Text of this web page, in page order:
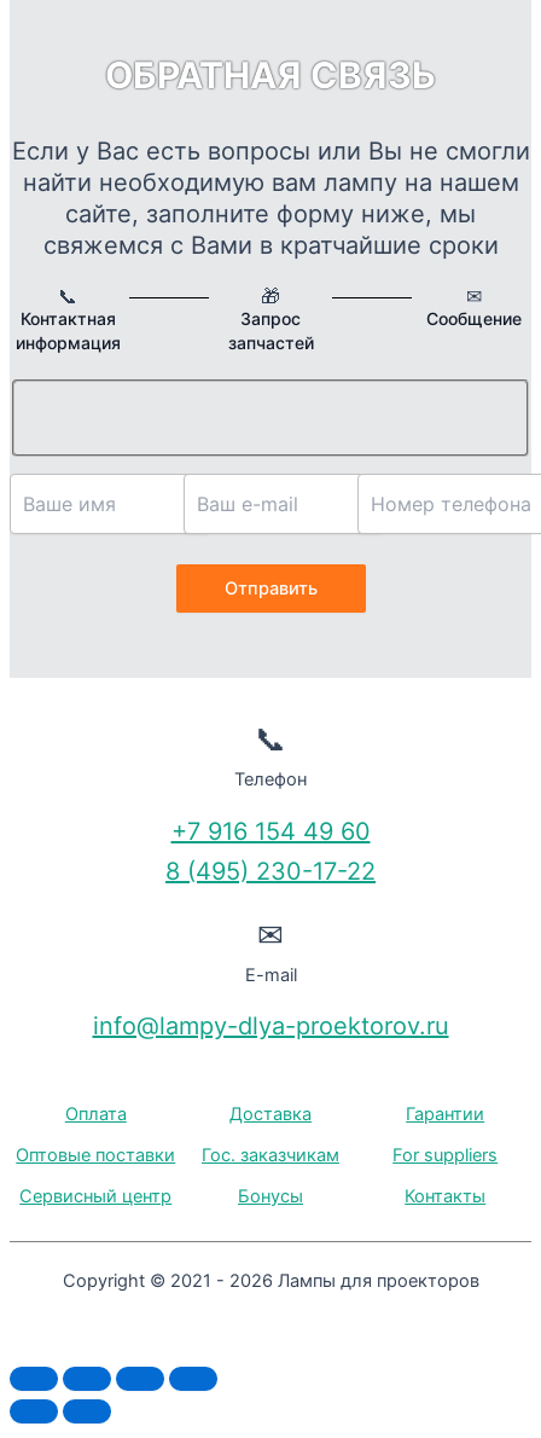
ОБРАТНАЯ СВЯЗЬ
Если у Вас есть вопросы или Вы не смогли
найти необходимую вам лампу на нашем
сайте, заполните форму ниже, мы
свяжемся с Вами в кратчайшие сроки
📞
Контактная
информация
🎁
Запрос
запчастей
✉
Сообщение
📞
Телефон
+7 916 154 49 60
8 (495) 230-17-22
✉
E-mail
info@lampy-dlya-proektorov.ru
Оплата Доставка
Гарантии
Оптовые поставки
Гос. заказчикам
For suppliers
Сервисный центр
Бонусы Контакты
Copyright © 2021 - 2026 Лампы для проекторов